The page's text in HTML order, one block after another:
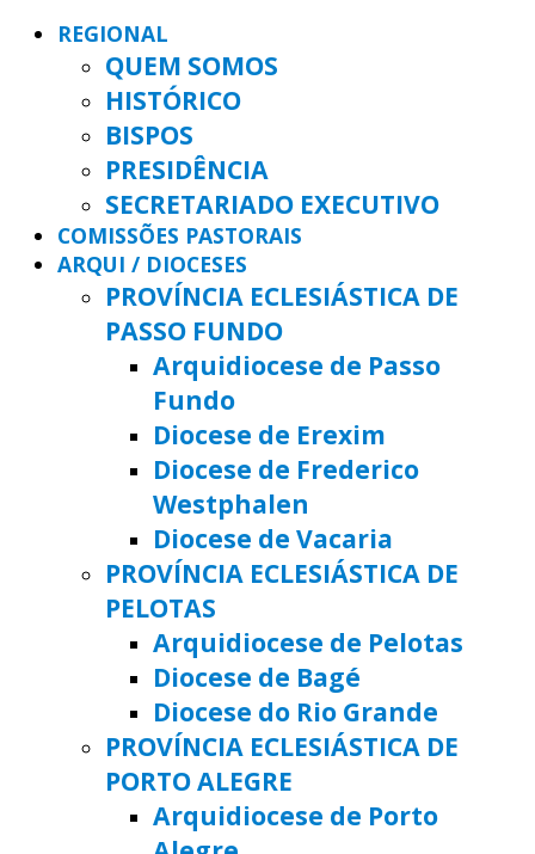
REGIONAL
QUEM SOMOS
HISTÓRICO
BISPOS
PRESIDÊNCIA
SECRETARIADO EXECUTIVO
COMISSÕES PASTORAIS
ARQUI / DIOCESES
PROVÍNCIA ECLESIÁSTICA DE
PASSO FUNDO
Arquidiocese de Passo
Fundo
Diocese de Erexim
Diocese de Frederico
Westphalen
Diocese de Vacaria
PROVÍNCIA ECLESIÁSTICA DE
PELOTAS
Arquidiocese de Pelotas
Diocese de Bagé
Diocese do Rio Grande
PROVÍNCIA ECLESIÁSTICA DE
PORTO ALEGRE
Arquidiocese de Porto